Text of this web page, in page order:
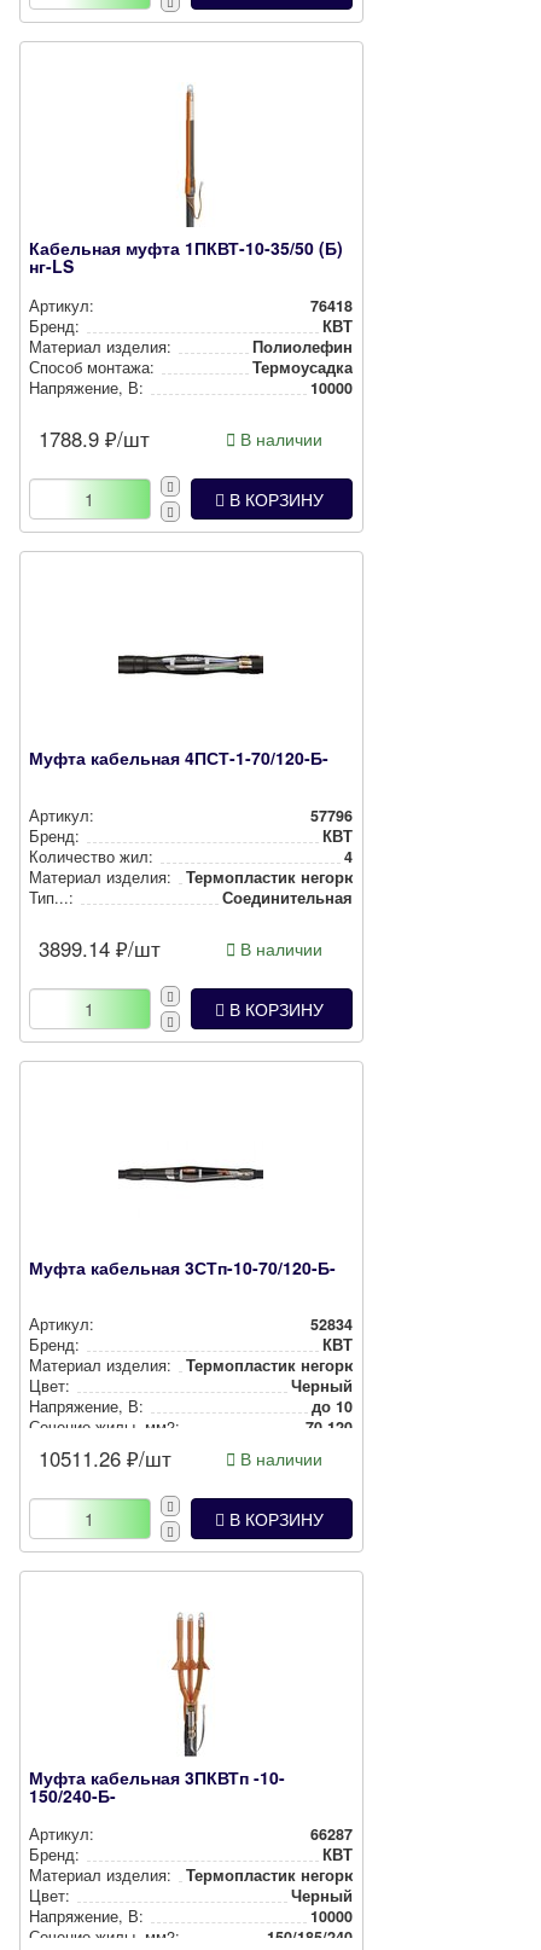
Кабельная муфта 1ПКВТ-10-35/50 (Б)
нг-LS
Артикул:
76418
Бренд:
КВТ
Материал изделия:
Полиолефин
Способ монтажа:
Тер­мо­усад­ка
Нап­ря­же­ние, В:
10000
1788.9 ₽/шт В наличии
В КОРЗИНУ
Муфта кабельная 4ПСТ-1-70/120-Б-
Артикул:
57796
Бренд:
КВТ
Количество жил:
4
Материал изделия:
Тер­моп­лас­тик негорючий
Тип...:
Соеди­ни­тель­ная
3899.14 ₽/шт В наличии
В КОРЗИНУ
Муфта кабельная 3СТп-10-70/120-Б-
Артикул:
52834
Бренд:
КВТ
Материал изделия:
Тер­моп­лас­тик негорючий
Цвет:
Черный
Нап­ря­же­ние, В:
до 10
Сечение жилы, мм2:
70-120
10511.26 ₽/шт В наличии
В КОРЗИНУ
Муфта кабельная 3ПКВТп -10-
150/240-Б-
Артикул:
66287
Бренд:
КВТ
Материал изделия:
Тер­моп­лас­тик негорючий
Цвет:
Черный
Нап­ря­же­ние, В:
10000
Сечение жилы, мм2:
150/185/240